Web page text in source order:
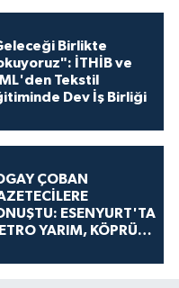
Birlikte
İTHİB ve
Tekstil
Dev İş Birliği
ÇOBAN
ESENYURT'TA
YARIM, KÖPRÜ